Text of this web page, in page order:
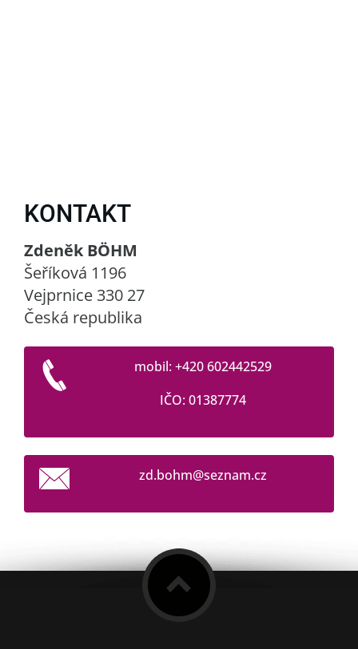
KONTAKT
Zdeněk BÖHM
Šeříková 1196
Vejprnice 330 27
Česká republika
mobil: +420 602442529
IČO: 01387774
zd.bohm@seznam.cz